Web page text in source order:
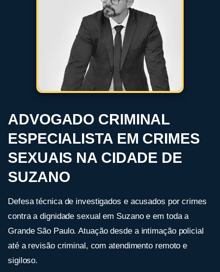
ADVOGADO CRIMINAL
ESPECIALISTA EM CRIMES
SEXUAIS NA CIDADE DE
SUZANO
Defesa técnica de investigados e acusados por crimes
contra a dignidade sexual em Suzano e em toda a
Grande São Paulo. Atuação desde a intimação policial
até a revisão criminal, com atendimento remoto e
sigiloso.